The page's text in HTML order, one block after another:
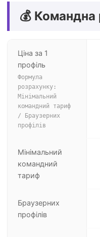
💰 Командна
Ціна за 1
профіль
Формула
розрахунку:
Мінімальний
командний тариф
/ Браузерних
профілів
Мінімальний
командний
тариф
Браузерних
профілів